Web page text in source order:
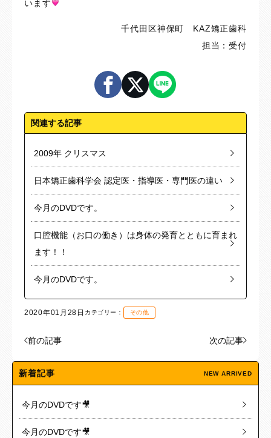
います
千代田区神保町 KAZ矯正歯科
担当：受付
関連する記事
2009年 クリスマス
日本矯正歯科学会 認定医・指導医・専門医の違い
今月のDVDです。
口腔機能（お口の働き）は身体の発育とともに育まれ
ます！！
今月のDVDです。
2020年01月28日 カテゴリー： その他
前の記事 次の記事
新着記事 NEW ARRIVED
今月のDVDです🎥
今月のDVDです🎥